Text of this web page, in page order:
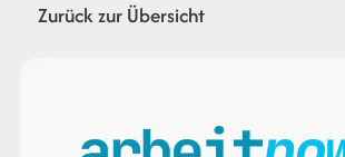
Zurück zur Übersicht